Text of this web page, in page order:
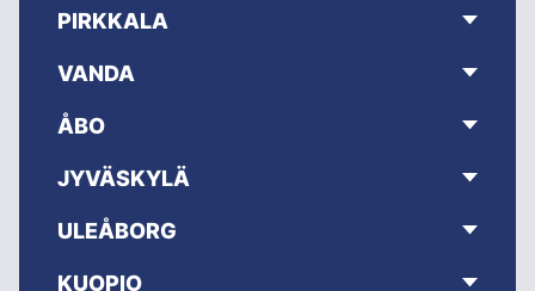
PIRKKALA
VANDA
ÅBO
JYVÄSKYLÄ
ULEÅBORG
KUOPIO